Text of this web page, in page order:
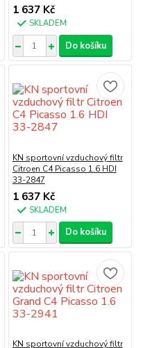
1 637 Kč
SKLADEM
Do košíku
KN sportovní vzduchový filtr
Citroen C4 Picasso 1.6 HDI
33-2847
1 637 Kč
SKLADEM
Do košíku
KN sportovní vzduchový filtr